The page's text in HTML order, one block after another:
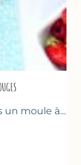
un moule à…